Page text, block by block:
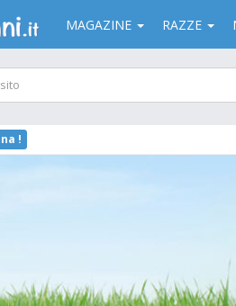
MAGAZINE RAZZE
!